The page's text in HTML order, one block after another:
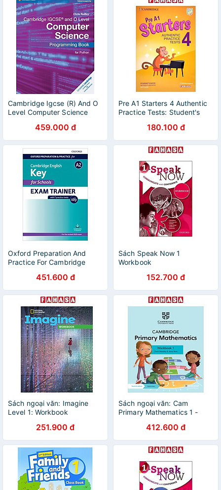
Cambridge Igcse (R) And O
Level Computer Science
459.000 đ
Pre A1 Starters 4 Authentic
Practice Tests: Student's
Audio - FAHASA Reprint
Edition
180.100 đ
Oxford Preparation And
Practice For Cambridge
Exam Trainer With Key
451.600 đ
Sách Speak Now 1
Workbook
152.700 đ
Sách ngoại văn: Imagine
Level 1: Workbook
251.900 đ
Sách ngoại văn: Cam
Primary Mathematics 1 -
Access (1 Year) (2nd Edition)
412.600 đ